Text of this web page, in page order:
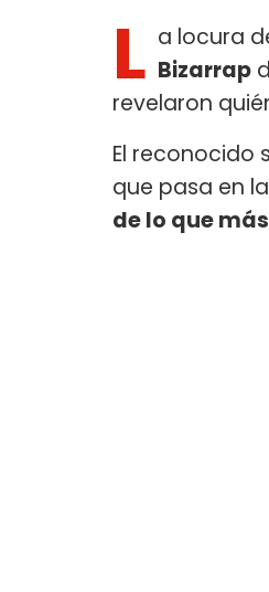
L a locura
Bizarrap
revelaron
El reconocido
que pasa en
de lo que